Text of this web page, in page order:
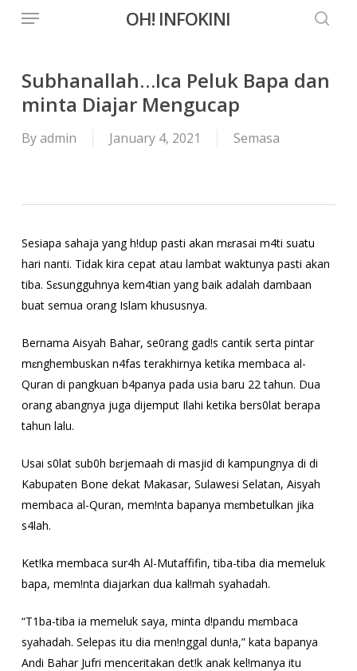
content
OH! INFOKINI
Menu
Subhanallah…Ica Peluk Bapa dan
minta Diajar Mengucap
Byadmin January 4, 2021 Semasa
Sesiapa sahaja yang h!dup pasti akan mɛrasai m4ti suatu
hari nanti. Tidak kira cepat atau lambat waktunya pasti akan
tiba. Sɛsungguhnya kem4tian yang baik adalah dambaan
buat semua orang Islam khususnya.
Bernama Aisyah Bahar, se0rang gad!s cantik serta pintar
mɛnghembuskan n4fas terakhirnya ketika membaca al-
Quran di pangkuan b4panya pada usia baru 22 tahun. Dua
orang abangnya juga dijemput Ilahi ketika bers0lat berapa
tahun lalu.
Usai s0lat sub0h bɛrjemaah di masjid di kampungnya di di
Kabupaten Bone dekat Makasar, Sulawesi Selatan, Aisyah
membaca al-Quran, mem!nta bapanya mɛmbetulkan jika
s4lah.
Ket!ka membaca sur4h Al-Mutaffifin, tiba-tiba dia memeluk
bapa, mem!nta diajarkan dua kal!mah syahadah.
“T1ba-tiba ia memeluk saya, minta d!pandu mɛmbaca
syahadah. Selepas itu dia men!nggal dun!a,” kata bapanya
Andi Bahar Jufri menceritakan det!k anak kel!manya itu